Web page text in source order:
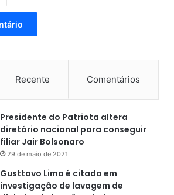
Recente Comentários
Presidente do Patriota altera
diretório nacional para conseguir
filiar Jair Bolsonaro
29 de maio de 2021
Gusttavo Lima é citado em
investigação de lavagem de